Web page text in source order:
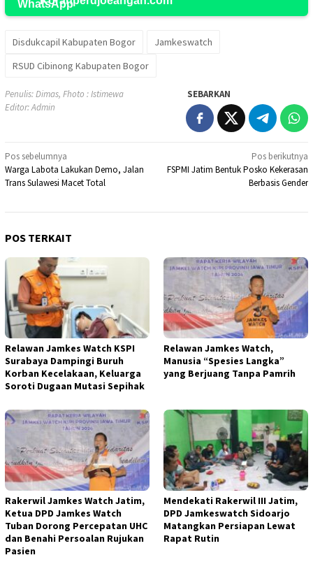
Disdukcapil Kabupaten Bogor
Jamkeswatch
RSUD Cibinong Kabupaten Bogor
Penulis: Dimas, Fhoto : Istimewa
Editor: Admin
SEBARKAN
Navigasi
pos
Pos sebelumnya
Warga Labota Lakukan Demo, Jalan
Trans Sulawesi Macet Total
Pos berikutnya
FSPMI Jatim Bentuk Posko Kekerasan
Berbasis Gender
POS TERKAIT
Relawan Jamkes Watch KSPI
Surabaya Dampingi Buruh
Korban Kecelakaan, Keluarga
Soroti Dugaan Mutasi Sepihak
Relawan Jamkes Watch,
Manusia “Spesies Langka”
yang Berjuang Tanpa Pamrih
Rakerwil Jamkes Watch Jatim,
Ketua DPD Jamkes Watch
Tuban Dorong Percepatan UHC
dan Benahi Persoalan Rujukan
Pasien
Mendekati Rakerwil III Jatim,
DPD Jamkeswatch Sidoarjo
Matangkan Persiapan Lewat
Rapat Rutin